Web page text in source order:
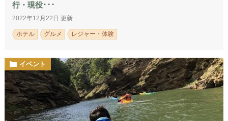
行・現役･･･
2022年12月22日 更新
ホテル グルメ レジャー・体験
イベント